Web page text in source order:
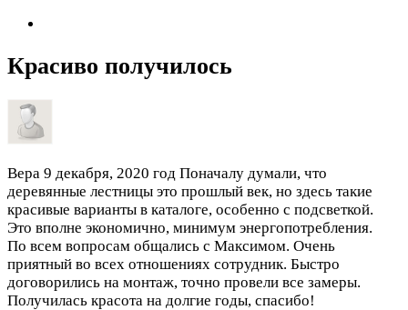
Красиво получилось
Вера 9 декабря, 2020 год Поначалу думали, что
деревянные лестницы это прошлый век, но здесь такие
красивые варианты в каталоге, особенно с подсветкой.
Это вполне экономично, минимум энергопотребления.
По всем вопросам общались с Максимом. Очень
приятный во всех отношениях сотрудник. Быстро
договорились на монтаж, точно провели все замеры.
Получилась красота на долгие годы, спасибо!